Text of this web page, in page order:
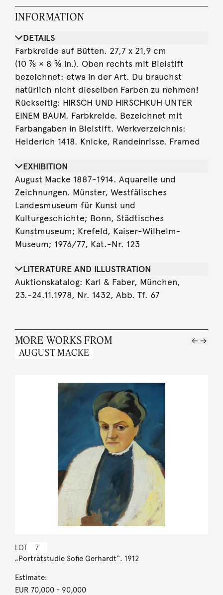
INFORMATION
DETAILS
Farbkreide auf Bütten. 27,7 x 21,9 cm
(10 ⅞ × 8 ⅝ in.). Oben rechts mit Bleistift
bezeichnet: etwa in der Art. Du brauchst
natürlich nicht dieselben Farben zu nehmen!
Rückseitig: HIRSCH UND HIRSCHKUH UNTER
EINEM BAUM. Farbkreide. Bezeichnet mit
Farbangaben in Bleistift. Werkverzeichnis:
Heiderich 1418. Knicke, Randeinrisse. Framed
EXHIBITION
August Macke 1887-1914. Aquarelle und
Zeichnungen. Münster, Westfälisches
Landesmuseum für Kunst und
Kulturgeschichte; Bonn, Städtisches
Kunstmuseum; Krefeld, Kaiser-Wilhelm-
Museum; 1976/77, Kat.-Nr. 123
LITERATURE AND ILLUSTRATION
Auktionskatalog: Karl & Faber, München,
23.-24.11.1978, Nr. 1432, Abb. Tf. 67
MORE WORKS FROM
AUGUST MACKE
LOT 7
„Porträtstudie Sofie Gerhardt“. 1912
Estimate:
EUR 70,000- 90,000